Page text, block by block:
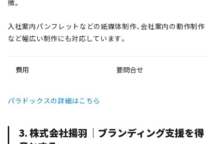
徴。
入社案内パンフレットなどの紙媒体制作、会社案内の動作制作
など幅広い制作にも対応しています。
費用 要問合せ
パラドックスの詳細はこちら
3. 株式会社揚羽｜ブランディング支援を得